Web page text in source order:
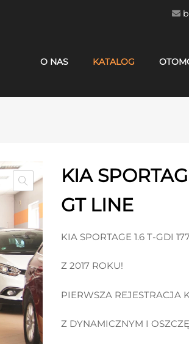
O NAS KATALOG
KIA
GT LINE
KIA SPORTAGE 1.6 T-GDI
Z 2017 ROKU!
PIERWSZA REJESTRACJA
Z DYNAMICZNYM I